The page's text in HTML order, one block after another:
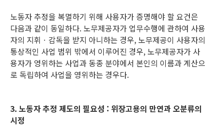
노동자 추정을 복멸하기 위해 사용자가 증명해야 할 요건은
다음과 같이 동일하다. 노무제공자가 업무수행에 관하여 사용
자의 지휘ㆍ감독을 받지 아니하는 경우, 노무제공이 사용자의
통상적인 사업 범위 밖에서 이루어진 경우, 노무제공자가 사
용자가 영위하는 사업과 동종 분야에서 본인의 이름과 계산으
로 독립하여 사업을 영위하는 경우다.
3. 노동자 추정 제도의 필요성 : 위장고용의 만연과 오분류의
시정